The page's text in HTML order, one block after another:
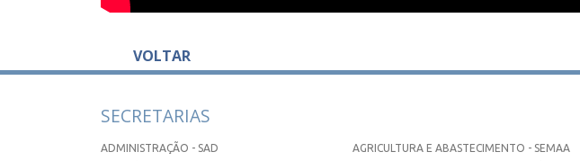
VOLTAR
SECRETARIAS
ADMINISTRAÇÃO - SAD
AGRICULTURA E ABASTECIMENTO - SEMAA